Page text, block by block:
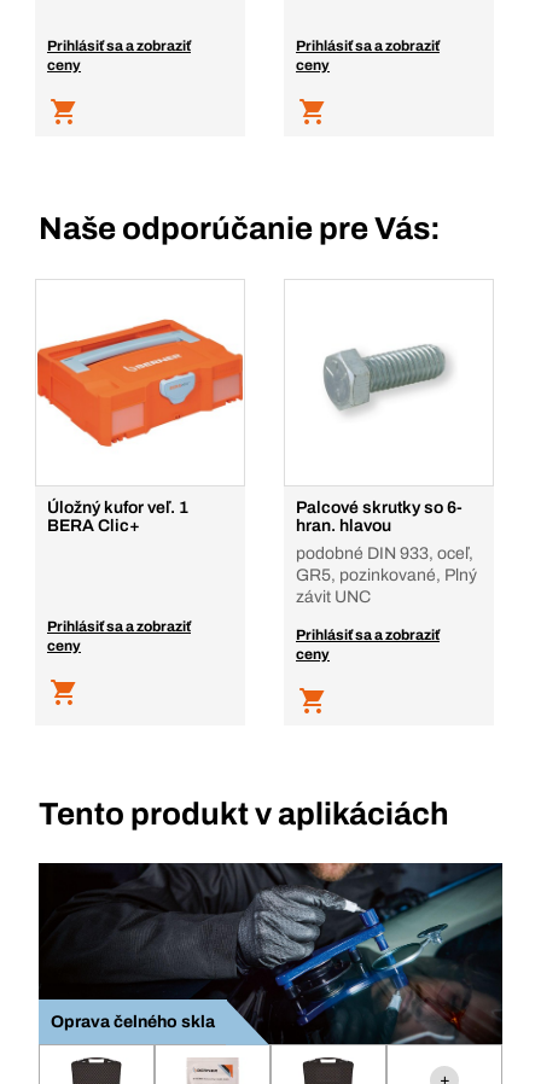
Prihlásiť sa a zobraziť
ceny
Prihlásiť sa a zobraziť
ceny
Naše odporúčanie pre Vás:
Úložný kufor veľ. 1
BERA Clic+
Prihlásiť sa a zobraziť
ceny
Palcové skrutky so 6-
hran. hlavou
podobné DIN 933, oceľ,
GR5, pozinkované, Plný
závit UNC
Prihlásiť sa a zobraziť
ceny
Tento produkt v aplikáciách
Oprava čelného skla
+